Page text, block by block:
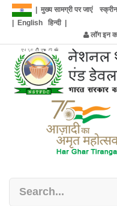
मुख्य सामग्री पर जाएं
English हिन्दी|
लॉग इन